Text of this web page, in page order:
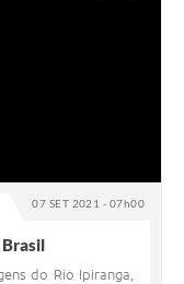
07 SET 2021 - 07h00
do Rio Ipiranga,